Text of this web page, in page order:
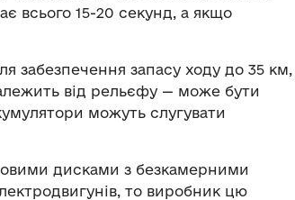
всього 15-20 секунд, а якщо
забезпечення запасу ходу до 35 км,
від рельєфу — може бути
можуть слугувати
дисками з безкамерними
то виробник цю